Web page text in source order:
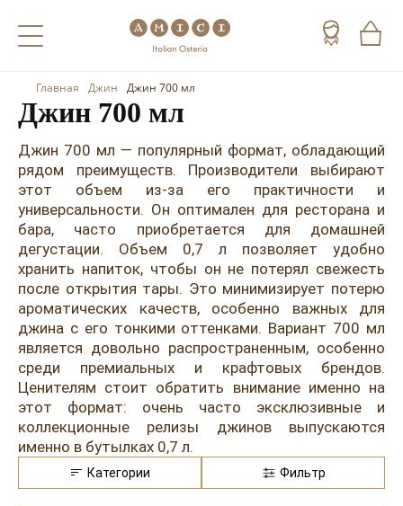
Назад
Холодные напитки
Чай
Кофе
Назад
Вино
Шампанское
Игристое вино
Портвейн
Херес
Красные вина
Белые вина
Розовые вина
Итальянские вина
Французские вина
Назад
Виски
Коньяк
Арманьяк
Текила
Мескаль
Кальвадос
Джин
Ром
Граппа
Водка
Главная Джин Джин 700 мл
Джин 700 мл
Джин 700 мл — популярный формат, обладающий
рядом преимуществ. Производители выбирают
этот объем из-за его практичности и
универсальности. Он оптимален для ресторана и
бара, часто приобретается для домашней
дегустации. Объем 0,7 л позволяет удобно
хранить напиток, чтобы он не потерял свежесть
после открытия тары. Это минимизирует потерю
ароматических качеств, особенно важных для
джина с его тонкими оттенками. Вариант 700 мл
является довольно распространенным, особенно
среди премиальных и крафтовых брендов.
Ценителям стоит обратить внимание именно на
этот формат: очень часто эксклюзивные и
коллекционные релизы джинов выпускаются
именно в бутылках 0,7 л.
Категории Фильтр